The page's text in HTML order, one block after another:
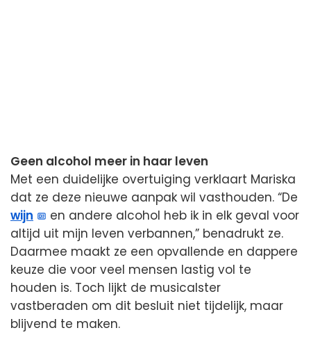
Geen alcohol meer in haar leven
Met een duidelijke overtuiging verklaart Mariska
dat ze deze nieuwe aanpak wil vasthouden. “De
wijn
en andere alcohol heb ik in elk geval voor
altijd uit mijn leven verbannen,” benadrukt ze.
Daarmee maakt ze een opvallende en dappere
keuze die voor veel mensen lastig vol te
houden is. Toch lijkt de musicalster
vastberaden om dit besluit niet tijdelijk, maar
blijvend te maken.